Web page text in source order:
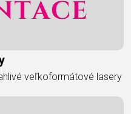
veľkoformátové lasery